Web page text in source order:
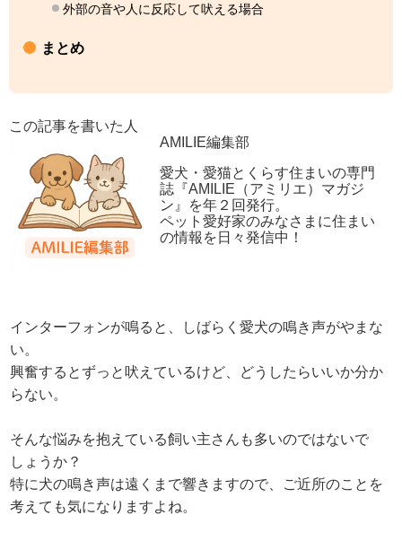
外部の音や人に反応して吠える場合
まとめ
この記事を書いた人
AMILIE編集部
愛犬・愛猫とくらす住まいの専門
誌『AMILIE（アミリエ）マガジ
ン』を年２回発行。
ペット愛好家のみなさまに住まい
の情報を日々発信中！
インターフォンが鳴ると、しばらく愛犬の鳴き声がやまな
い。
興奮するとずっと吠えているけど、どうしたらいいか分か
らない。
そんな悩みを抱えている飼い主さんも多いのではないで
しょうか？
特に犬の鳴き声は遠くまで響きますので、ご近所のことを
考えても気になりますよね。